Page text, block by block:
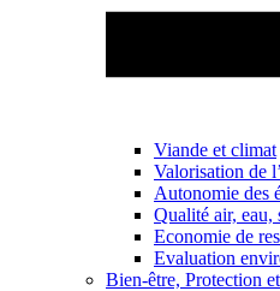
Viande et climat
Valorisation de
Autonomie des
Qualité air, eau,
Economie de
Evaluation
Bien-être, Protection